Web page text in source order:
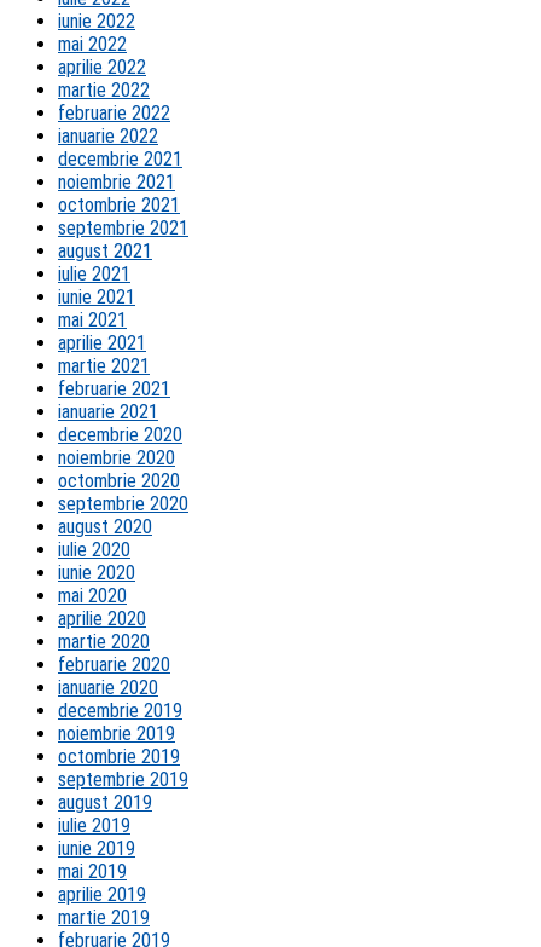
iunie 2022
mai 2022
aprilie 2022
martie 2022
februarie 2022
ianuarie 2022
decembrie 2021
noiembrie 2021
octombrie 2021
septembrie 2021
august 2021
iulie 2021
iunie 2021
mai 2021
aprilie 2021
martie 2021
februarie 2021
ianuarie 2021
decembrie 2020
noiembrie 2020
octombrie 2020
septembrie 2020
august 2020
iulie 2020
iunie 2020
mai 2020
aprilie 2020
martie 2020
februarie 2020
ianuarie 2020
decembrie 2019
noiembrie 2019
octombrie 2019
septembrie 2019
august 2019
iulie 2019
iunie 2019
mai 2019
aprilie 2019
martie 2019
februarie 2019